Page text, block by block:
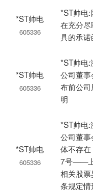
*ST帅电
605336
*ST帅电:
在充分
具的承诺
*ST帅电
605336
*ST帅电:
公司董
布前公
明
*ST帅电
605336
*ST帅电:
公司董
体不存
7号——上
相关股
条规定